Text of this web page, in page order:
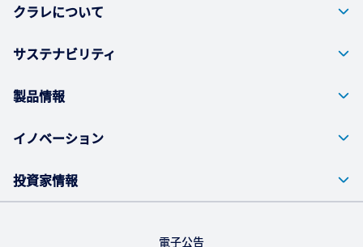
クラレについて
サステナビリティ
製品情報
イノベーション
投資家情報
電子公告